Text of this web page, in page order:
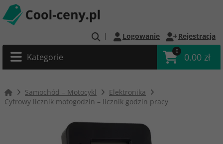
| Logowanie Rejestracja
Kategorie
0
0.00 zł
Samochód – Motocykl
Elektronika
Cyfrowy licznik motogodzin – licznik godzin pracy